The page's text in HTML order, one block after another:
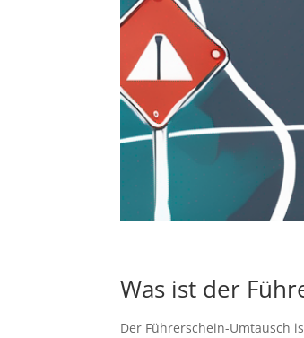
Was ist der
Der Führerschein-Umtausch